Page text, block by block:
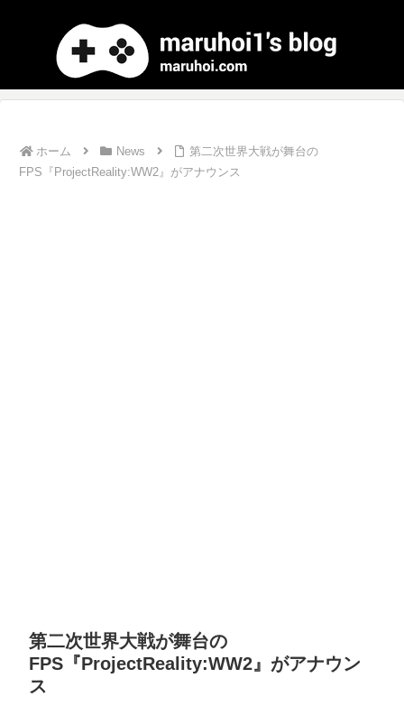
ホーム News
第二次世界大戦が舞台の
FPS『ProjectReality:WW2』がアナウンス
第二次世界大戦が舞台の
FPS『ProjectReality:WW2』がアナウン
ス